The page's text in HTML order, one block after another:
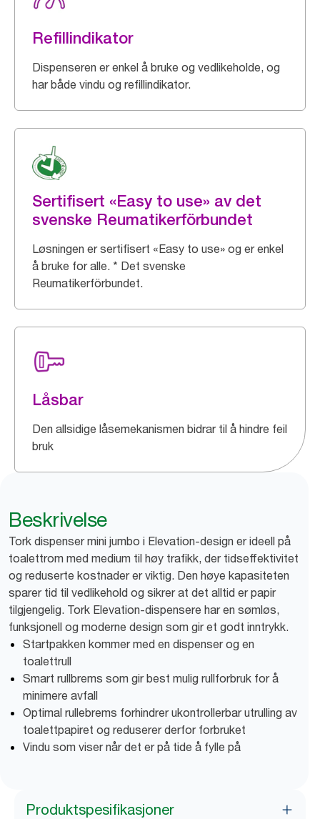
Refillindikator
Dispenseren er enkel å bruke og vedlikeholde, og
har både vindu og refillindikator.
Sertifisert «Easy to use» av det
svenske Reumatikerförbundet
Løsningen er sertifisert «Easy to use» og er enkel
å bruke for alle. * Det svenske
Reumatikerförbundet.
Låsbar
Den allsidige låsemekanismen bidrar til å hindre feil
bruk
Beskrivelse
Tork dispenser mini jumbo i Elevation-design er ideell på
toalettrom med medium til høy trafikk, der tidseffektivitet
og reduserte kostnader er viktig. Den høye kapasiteten
sparer tid til vedlikehold og sikrer at det alltid er papir
tilgjengelig. Tork Elevation-dispensere har en sømløs,
funksjonell og moderne design som gir et godt inntrykk.
Startpakken kommer med en dispenser og en
toalettrull
Smart rullbrems som gir best mulig rullforbruk for å
minimere avfall
Optimal rullebrems forhindrer ukontrollerbar utrulling av
toalettpapiret og reduserer derfor forbruket
Vindu som viser når det er på tide å fylle på
Produktspesifikasjoner